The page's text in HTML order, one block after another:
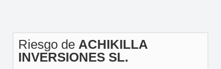
Riesgo de ACHIKILLA
INVERSIONES SL.